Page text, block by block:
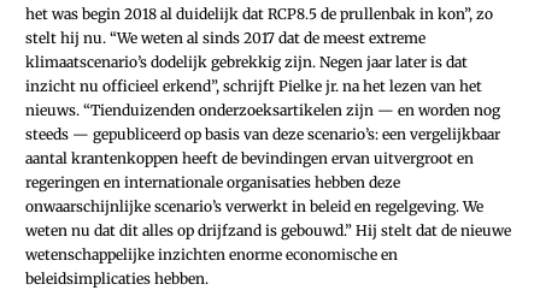
het was begin 2018 al duidelijk dat RCP8.5 de prullenbak in kon”, zo
stelt hij nu. “We weten al sinds 2017 dat de meest extreme
klimaatscenario’s dodelijk gebrekkig zijn. Negen jaar later is dat
inzicht nu officieel erkend”, schrijft Pielke jr. na het lezen van het
nieuws. “Tienduizenden onderzoeksartikelen zijn — en worden nog
steeds — gepubliceerd op basis van deze scenario’s: een vergelijkbaar
aantal krantenkoppen heeft de bevindingen ervan uitvergroot en
regeringen en internationale organisaties hebben deze
onwaarschijnlijke scenario’s verwerkt in beleid en regelgeving. We
weten nu dat dit alles op drijfzand is gebouwd.” Hij stelt dat de nieuwe
wetenschappelijke inzichten enorme economische en
beleidsimplicaties hebben.